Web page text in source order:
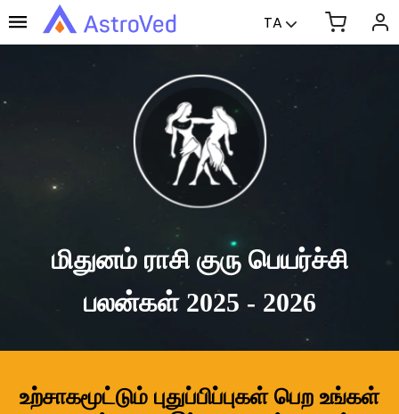
TA
மிதுனம் ராசி குரு பெயர்ச்சி
பலன்கள் 2025 - 2026
உற்சாகமூட்டும் புதுப்பிப்புகள் பெற உங்கள்